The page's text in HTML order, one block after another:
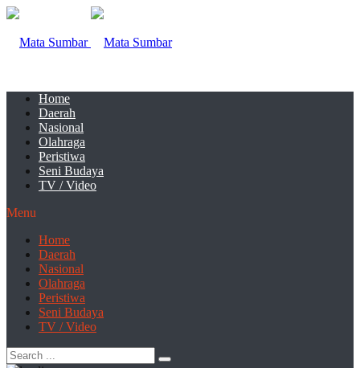
Home
Daerah
Nasional
Olahraga
Peristiwa
Seni Budaya
TV / Video
Menu
Home
Daerah
Nasional
Olahraga
Peristiwa
Seni Budaya
TV / Video